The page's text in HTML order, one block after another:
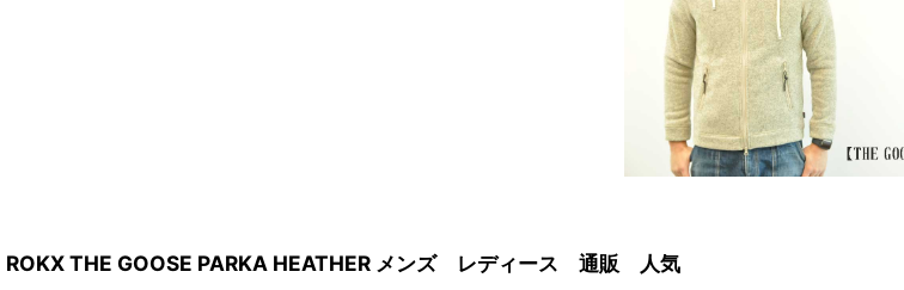
ROKX THE GOOSE PARKA HEATHER メンズ レディース 通販 人気